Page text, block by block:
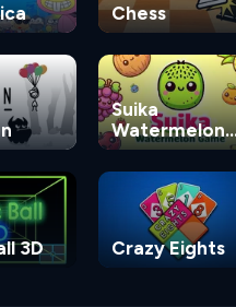
Chess
Suika
Watermelon
Game
3D Crazy Eights